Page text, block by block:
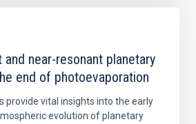
and near-resonant planetary
end of photoevaporation
provide vital insights into the early
evolution of planetary